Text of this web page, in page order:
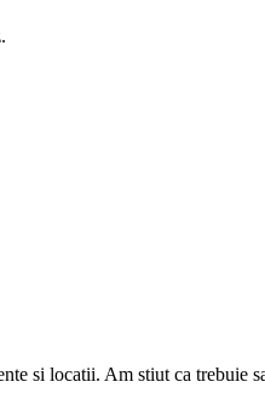
si locatii. Am stiut ca trebuie